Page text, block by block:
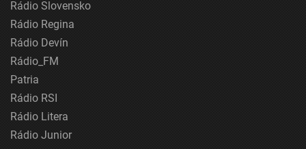
Rádio Slovensko
Rádio Regina
Rádio Devín
Rádio_FM
Patria
Rádio RSI
Rádio Litera
Rádio Junior